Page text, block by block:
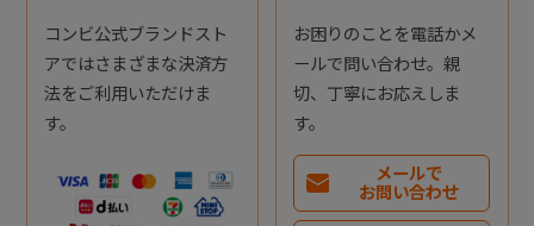
コンビ公式ブランドスト
アではさまざまな決済方
法をご利用いただけま
す。
お困りのことを電話かメ
ールで問い合わせ。親
切、丁寧にお応えしま
す。
メールで
お問い合わせ